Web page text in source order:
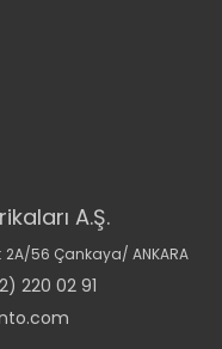
A.Ş.
56 Çankaya/ ANKARA
220 02 91